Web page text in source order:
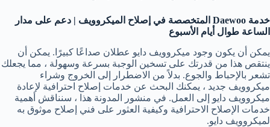
خدمة
المتخصصة في إصلاح الميكروويف | دعم على مدار
الساعة طوال أيام الأسبوع
يمكن أن يكون وجود ميكروويف دايو عطلان صداعًا كبيرًا. يمكن أن
ينتقص هذا من قدرتك على تسخين الوجبة بسرعة وسهولة ، مما يجعلك
تشعر بالإحباط والجوع. بدلاً من الاضطرار إلى الخروج وشراء
ميكروويف جديد ، يمكنك البحث عن خدمات إصلاح احترافية لإعادة
ميكروويف دايو إلى العمل. في منشور المدونة هذا ، سنناقش أهمية
خدمات الإصلاح الاحترافية وكيفية العثور على فني إصلاح موثوق به
لميكروويف دايو.